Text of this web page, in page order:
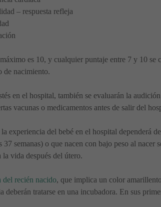
– respuesta refleja
es 10, y cualquier puntaje entre 7 y 10
de nacimiento.
en el hospital, también se evaluarán la
vacunas o medicamentos antes de salir del
experiencia del bebé en el hospital dependerá
37 semanas) o que nacen con bajo peso al
la vida después del útero.
del recién nacido, que implica un color
deberán tratarse en una incubadora. En sus